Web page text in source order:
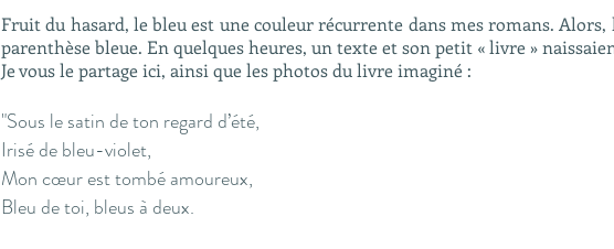
Fruit du hasard, le bleu est une couleur récurrente dans mes romans. Alors,
parenthèse bleue. En quelques heures, un texte et son petit « livre »
Je vous le partage ici, ainsi que les photos du livre imaginé :
"Sous le satin de ton regard d’été,
Irisé de bleu-violet,
Mon cœur est tombé amoureux,
Bleu de toi, bleus à deux.